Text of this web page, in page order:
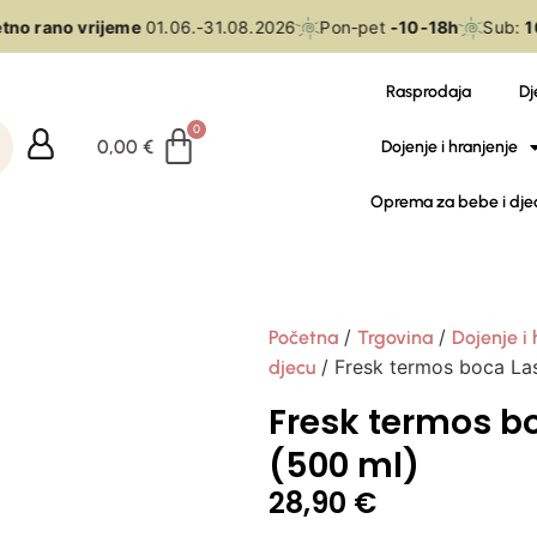
rano vrijeme01.06.-31.08.2026 Pon-pet-10-18h Sub:
0,00€
Rasprodaja
Dojenje i hranjenje
Oprema za bebe i
Početna / Trgovina / Dojenje i
djecu / Fresk termos boca
Fresk termos
(500 ml)
28,90 €